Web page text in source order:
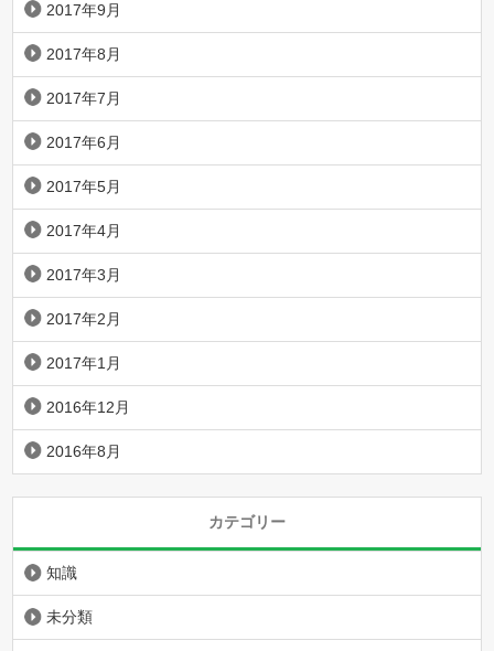
2017年9月
2017年8月
2017年7月
2017年6月
2017年5月
2017年4月
2017年3月
2017年2月
2017年1月
2016年12月
2016年8月
カテゴリー
知識
未分類